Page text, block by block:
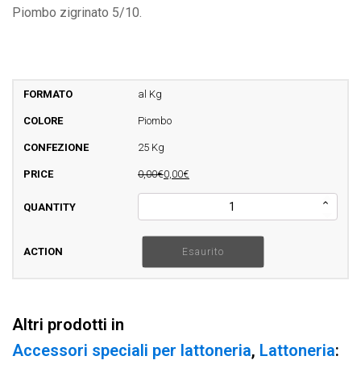
Piombo zigrinato 5/10.
al Kg
Piombo
25 Kg
0,00€0,00€
zigrinato
Esaurito
Altri prodotti in
Accessori speciali per lattoneria, Lattoneria: